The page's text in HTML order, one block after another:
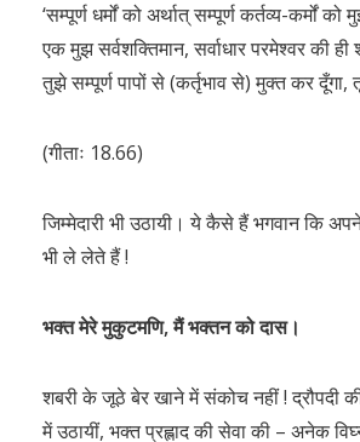
‘सम्पूर्ण धर्मों को अर्थात् सम्पूर्ण कर्तव्य-कर्मों
एक मुझ सर्वशक्तिमान, सर्वाधार परमेश्वर की
तुझे सम्पूर्ण पापों से (कर्तृभाव से) मुक्त कर
(गीताः 18.66)
जिम्मेदारी भी उठायी। ये कैसे हैं भगवान कि अपने
भी ले लेते हैं !
भक्त मेरे मुकुटमणि, मैं भक्तन को दास।
शबरी के जूठे बेर खाने में संकोच नहीं ! द्रौपदी
में उठायीं, भक्त प्रह्लाद की सेवा की – अनेक